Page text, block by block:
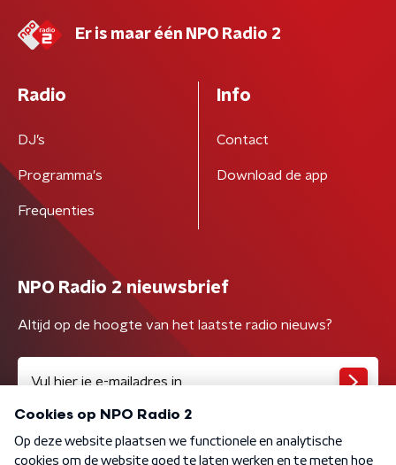
Er is maar één NPO Radio 2
Radio
DJ’s
Programma's
Frequenties
Info
Contact
Download de app
NPO Radio 2 nieuwsbrief
Altijd op de hoogte van het laatste radio nieuws?